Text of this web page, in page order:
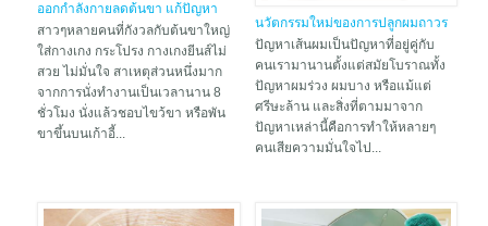
ออกกำลังกายลดต้นขา แก้ปัญหา
ขาใหญ่
สาวๆหลายคนที่กังวลกับต้นขาใหญ่
ใส่กางเกง กระโปรง กางเกงยีนส์ไม่
สวย ไม่มั่นใจ สาเหตุส่วนหนึ่งมาก
จากการนั่งทำงานเป็นเวลานาน 8
ชั่วโมง นั่งแล้วชอบไขว้ขา หรือพัน
ขาขึ้นบนเก้าอี้...
นวัตกรรมใหม่ของการปลูกผมถาวร
ในปี 2021
ปัญหาเส้นผมเป็นปัญหาที่อยู่คู่กับ
คนเรามานานตั้งแต่สมัยโบราณทั้ง
ปัญหาผมร่วง ผมบาง หรือแม้แต่
ศรีษะล้าน และสิ่งที่ตามมาจาก
ปัญหาเหล่านี้คือการทำให้หลายๆ
คนเสียความมั่นใจไป...